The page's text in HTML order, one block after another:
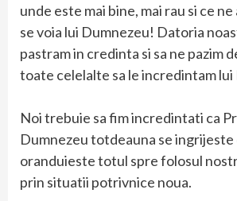
unde este mai bine, mai rau si ce
se voia lui Dumnezeu! Datoria
pastram in credinta si sa ne pazim
toate celelalte sa le incredintam lui
Noi trebuie sa fim incredintati ca
Dumnezeu totdeauna se ingrijeste
oranduieste totul spre folosul
prin situatii potrivnice noua.